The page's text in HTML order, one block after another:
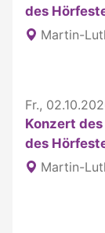
des
Martin-
Fr.,
Konzert
des
Martin-